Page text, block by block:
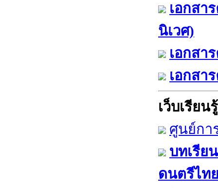
เอกสา
นิเวศ)
เอกสา
เอกสา
เว็บเรียนรู้
ศูนย์กา
บทเรีย
ดนตรีไท